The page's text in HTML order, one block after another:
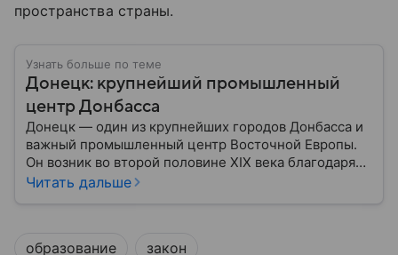
пространства страны.
Узнать больше по теме
Донецк: крупнейший промышленный
центр Донбасса
Донецк — один из крупнейших городов Донбасса и
важный промышленный центр Восточной Европы.
Он возник во второй половине XIX века благодаря
развитию угледобычи и металлургии, а
региона: собрали о нем главное.
Читать дальше
образование закон